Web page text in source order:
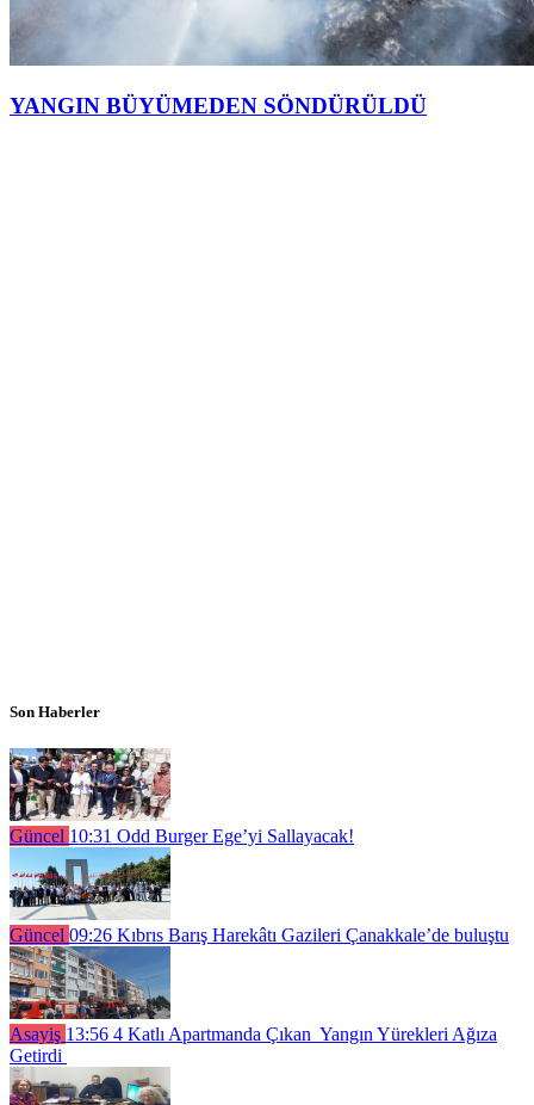
YANGIN BÜYÜMEDEN SÖNDÜRÜLDÜ
Son Haberler
Güncel 10:31 Odd Burger Ege’yi Sallayacak!
Güncel 09:26 Kıbrıs Barış Harekâtı Gazileri Çanakkale’de buluştu
Asayiş 13:56 4 Katlı Apartmanda Çıkan Yangın Yürekleri Ağıza
Getirdi